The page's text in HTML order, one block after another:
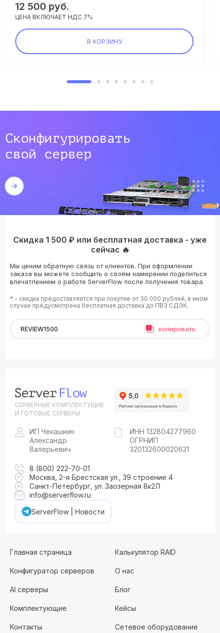
12 500 руб.
ЦЕНА ВКЛЮЧАЕТ НДС 7%
В КОРЗИНУ
Сконфигурировать
свой сервер
Скидка 1 500 ₽ или бесплатная доставка - уже
сейчас 🔥
Мы ценим обратную связь от клиентов. При оформлении
заказа вы можете сообщить о своём намерении поделиться
впечатлением о работе ServerFlow после получения товара.
* - скидка предоставляется при покупке от 30 000 рублей, в ином
случае предусмотрена бесплатная доставка до ПВЗ СДЭК.
копировать
СЕРВЕРНЫЕ КОМПЛЕКТУЩИЕ
И ГОТОВЫЕ СЕРВЕРЫ
ИП Чекашкин
Александр
Валерьевич
ИНН 132804277960
ОГРНИП
320132600020621
8 (800) 222-70-01
Москва, 2-я Брестская ул., 39 строение 4
Санкт-Петербург, ул. Заозерная 8к2Л
info@serverflow.ru
ServerFlow | Новости
Главная страница Калькулятор RAID
Конфигуратор серверов О нас
AI серверы Блог
Комплектующие Кейсы
Контакты Сетевое оборудование